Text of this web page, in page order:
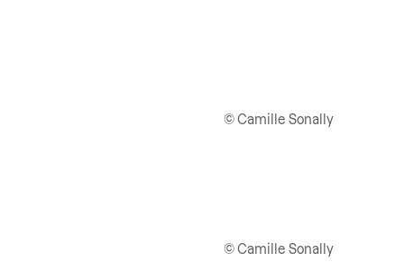
© Camille Sonally
© Camille Sonally